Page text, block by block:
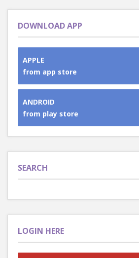
DOWNLOAD APP
APPLE
from app store
ANDROID
from play store
SEARCH
LOGIN HERE